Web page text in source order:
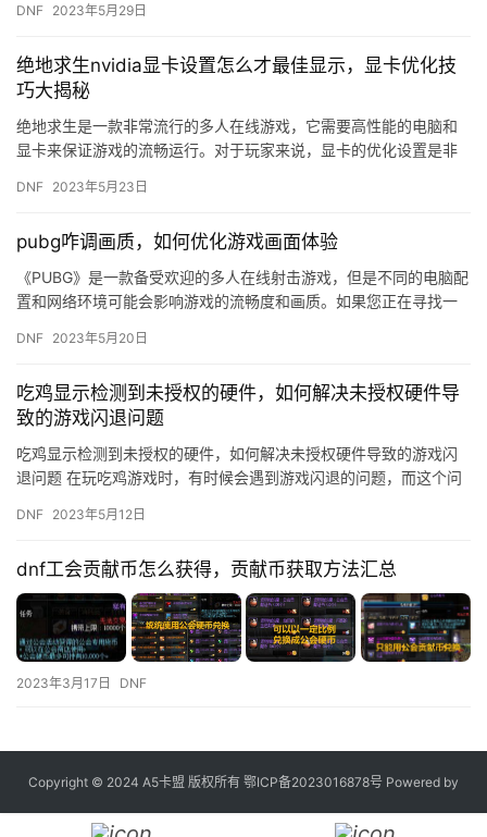
技巧，…
DNF 2023年5月29日
绝地求生nvidia显卡设置怎么才最佳显示，显卡优化技
巧大揭秘
绝地求生是一款非常流行的多人在线游戏，它需要高性能的电脑和
显卡来保证游戏的流畅运行。对于玩家来说，显卡的优化设置是非
率，让…
DNF 2023年5月23日
pubg咋调画质，如何优化游戏画面体验
《PUBG》是一款备受欢迎的多人在线射击游戏，但是不同的电脑配
置和网络环境可能会影响游戏的流畅度和画质。如果您正在寻找一
DNF 2023年5月20日
吃鸡显示检测到未授权的硬件，如何解决未授权硬件导
致的游戏闪退问题
吃鸡显示检测到未授权的硬件，如何解决未授权硬件导致的游戏闪
退问题 在玩吃鸡游戏时，有时候会遇到游戏闪退的问题，而这个问
未授…
DNF 2023年5月12日
dnf工会贡献币怎么获得，贡献币获取方法汇总
2023年3月17日 DNF
Copyright © 2024 A5卡盟 版权所有 鄂ICP备2023016878号 Powered by